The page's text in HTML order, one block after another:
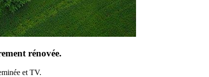
rénovée.
et TV.